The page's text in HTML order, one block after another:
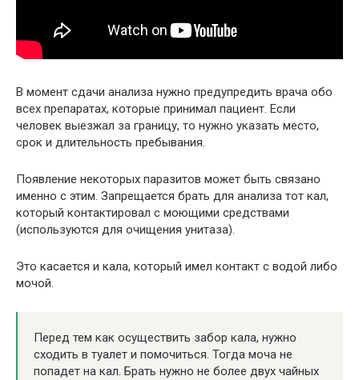
В момент сдачи анализа нужно предупредить врача обо
всех препаратах, которые принимал пациент. Если
человек выезжал за границу, то нужно указать место,
срок и длительность пребывания.
Появление некоторых паразитов может быть связано
именно с этим. Запрещается брать для анализа тот кал,
который контактировал с моющими средствами
(используются для очищения унитаза).
Это касается и кала, который имел контакт с водой либо
мочой.
Перед тем как осуществить забор кала, нужно
сходить в туалет и помочиться. Тогда моча не
попадет на кал. Брать нужно не более двух чайных